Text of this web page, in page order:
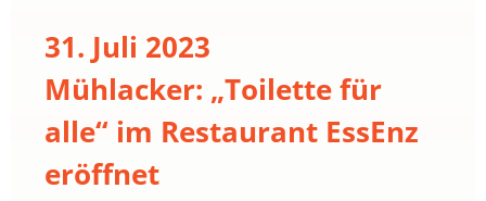
31. Juli 2023
Mühlacker: „Toilette für
alle“ im Restaurant EssEnz
eröffnet